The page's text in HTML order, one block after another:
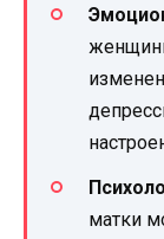
матки